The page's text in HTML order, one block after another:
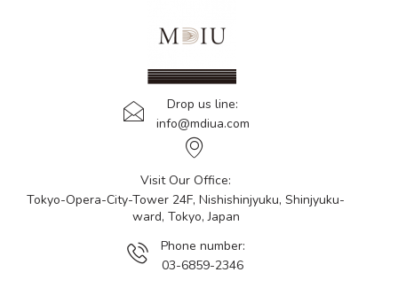
Drop us line:
info@mdiua.com
Visit Our Office:
Tokyo-Opera-City-Tower 24F, Nishishinjyuku, Shinjyuku-
ward, Tokyo, Japan
Phone number:
03-6859-2346